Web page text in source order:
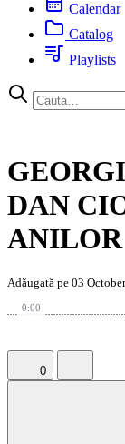
Calendar
Catalog
Playlists
DAN
Adăugată pe 03
0:00
0